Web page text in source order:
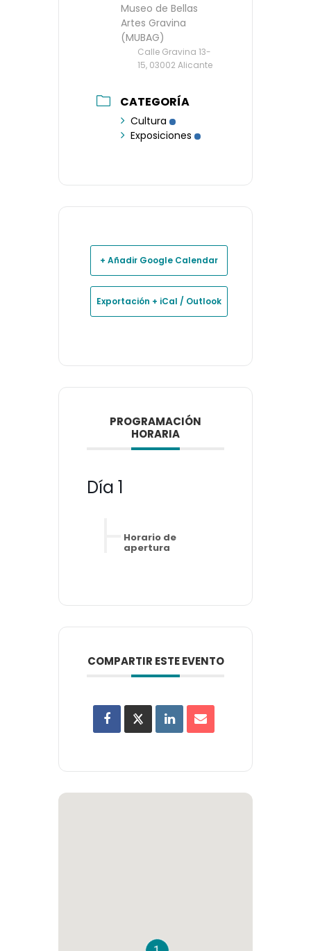
Museo de Bellas
Artes Gravina
(MUBAG)
Calle Gravina 13-
15, 03002 Alicante
CATEGORÍA
Cultura
Exposiciones
+ Añadir Google Calendar
Exportación + iCal / Outlook
PROGRAMACIÓN
HORARIA
Día 1
Horario de
apertura
COMPARTIR ESTE EVENTO